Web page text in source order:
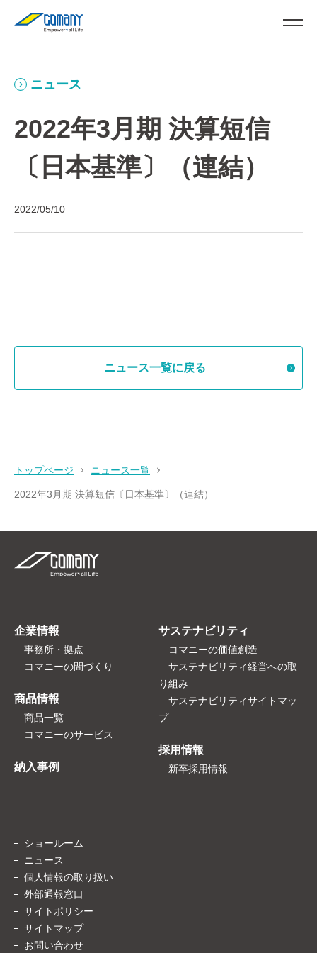
ニュース
2022年3月期 決算短信
〔日本基準〕（連結）
2022/05/10
ニュース一覧に戻る
トップページ ニュース一覧
2022年3月期 決算短信〔日本基準〕（連結）
企業情報
事務所・拠点
コマニーの間づくり
商品情報
商品一覧
コマニーのサービス
納入事例
サステナビリティ
コマニーの価値創造
サステナビリティ経営への取
り組み
サステナビリティサイトマッ
プ
採用情報
新卒採用情報
ショールーム
ニュース
個人情報の取り扱い
外部通報窓口
サイトポリシー
サイトマップ
お問い合わせ